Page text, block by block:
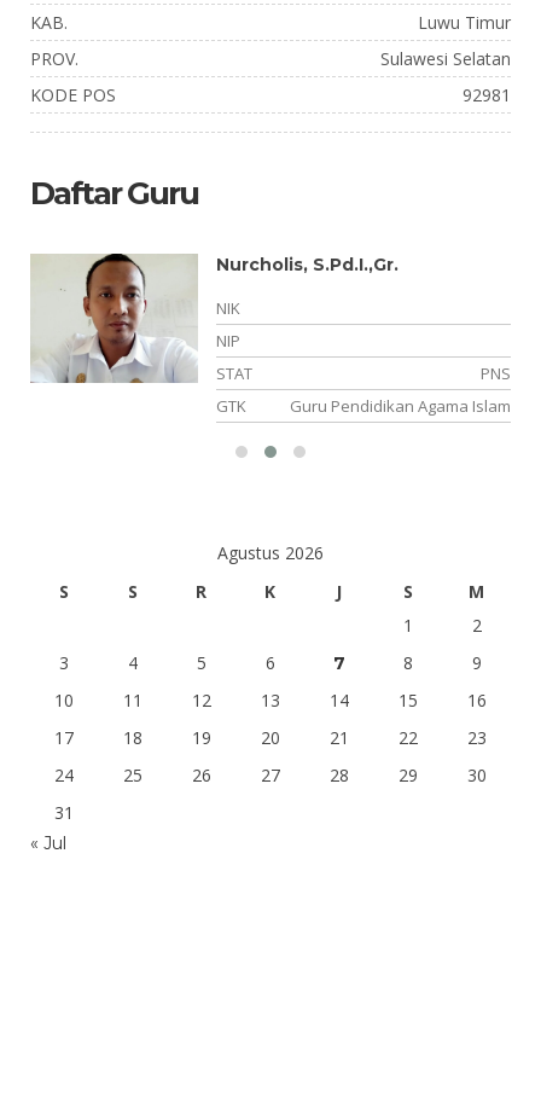
KAB.
Luwu Timur
PROV.
Sulawesi Selatan
KODE POS
92981
Daftar Guru
Nurcholis, S.Pd.I.,Gr.
NIK
NIP
STAT
PNS
GTK
Guru Pendidikan Agama Islam
Agustus 2026
S
S R K J S
M
1
2
3
4 5 6 7 8
9
10
11 12 13 14 15
16
17
18 19 20 21 22
23
24
25 26 27 28 29
30
31
« Jul